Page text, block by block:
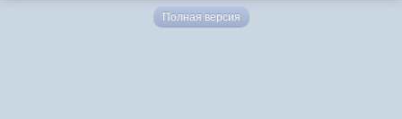
Полная версия